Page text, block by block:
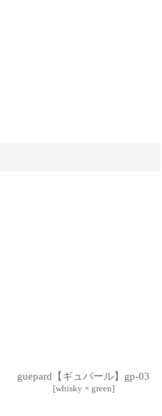
guepard【ギュパール】gp-03
[whisky × green]